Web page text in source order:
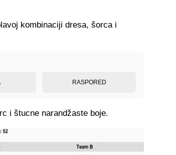
kombinaciji dresa, šorca i
RASPORED
i štucne narandžaste boje.